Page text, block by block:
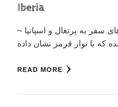
Iberia
سفر به پرتغال و اسپانیا ~
READ MORE